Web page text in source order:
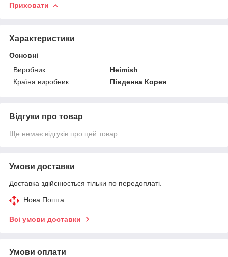
Приховати
Характеристики
Основні
Виробник
Heimish
Країна виробник
Південна Корея
Відгуки про товар
Ще немає відгуків про цей товар
Умови доставки
Доставка здійснюється тільки по передоплаті.
Нова Пошта
Всі умови доставки
Умови оплати